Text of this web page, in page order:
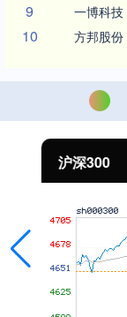
9 一博科技
10 方邦股份
北证50